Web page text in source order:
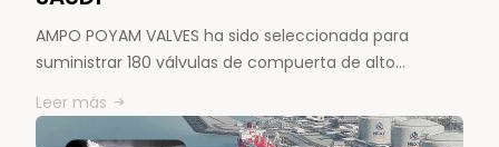
AMPO POYAM VALVES ha sido seleccionada para
suministrar 180 válvulas de compuerta de alto…
Leer más